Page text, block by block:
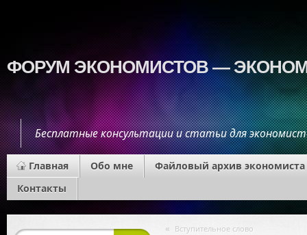
ФОРУМ ЭКОНОМИСТОВ —
Бесплатные консультации и статьи для
Главная Обо мне
Файловый архив экономиста
Контакты
« Вступительное слово